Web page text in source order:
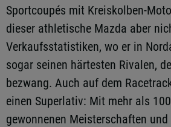
Sportcoupés mit Kreiskolben-
dieser athletische Mazda aber
Verkaufsstatistiken, wo er in
sogar seinen härtesten Rivalen,
bezwang. Auch auf dem
einen Superlativ: Mit mehr als
gewonnenen Meisterschaften